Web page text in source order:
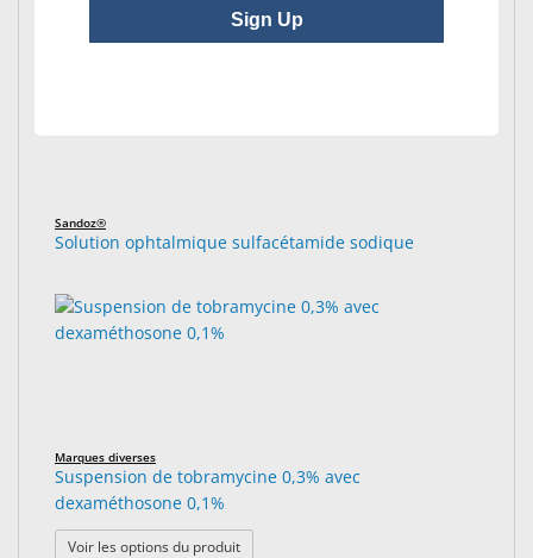
Sandoz®
Solution ophtalmique sulfacétamide sodique
Marques diverses
Suspension de tobramycine 0,3% avec
dexaméthosone 0,1%
Voir les options du produit: Suspension de tobramycine 0,3% avec
Sign Up